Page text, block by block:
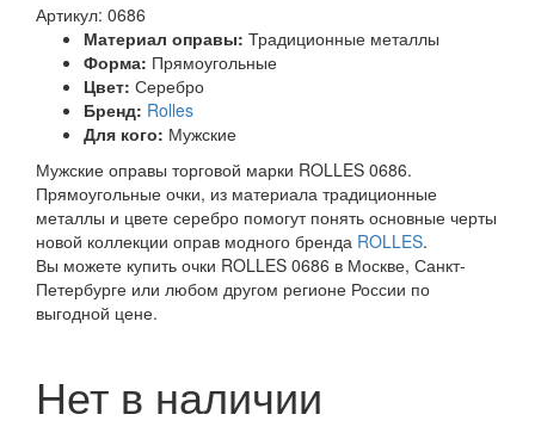
Артикул: 0686
Материал оправы: Традиционные металлы
Форма: Прямоугольные
Цвет: Серебро
Бренд: Rolles
Для кого: Мужские
Мужские оправы торговой марки ROLLES 0686.
Прямоугольные очки, из материала традиционные
металлы и цвете серебро помогут понять основные черты
новой коллекции оправ модного бренда ROLLES.
Вы можете купить очки ROLLES 0686 в Москве, Санкт-
Петербурге или любом другом регионе России по
выгодной цене.
Нет в наличии